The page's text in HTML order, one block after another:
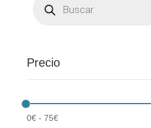
productos
Precio
0€- 75€